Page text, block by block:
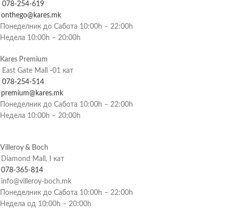
078-254-619
onthego@kares.mk
Понеделник до Сабота 10:00h – 22:00h
Недела 10:00h – 20:00h
Kares Premium
East Gate Mall -01 кат
078-254-514
premium@kares.mk
Понеделник до Сабота 10:00h – 22:00h
Недела 10:00h – 20:00h
Villeroy & Boch
Diamond Mall, I кат
078-365-814
info@villeroy-boch.mk
Понеделник до Сабота 10:00h – 22:00h
Недела од 10:00h – 20:00h